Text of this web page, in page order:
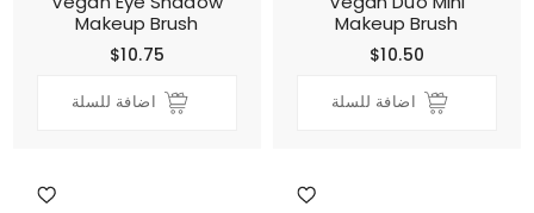
Makeup Brush
$10.50
اضافة للسلة
Makeup Brush
$10.75
اضافة للسلة